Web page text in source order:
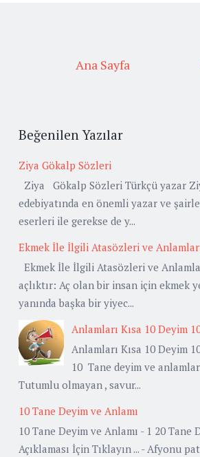
Ana Sayfa
Beğenilen Yazılar
Ziya Gökalp Sözleri
Ziya Gökalp Sözleri Türkçü yazar
edebiyatında en önemli yazar ve
eserleri ile gerekse de y...
Ekmek İle İlgili Atasözleri ve
Ekmek İle İlgili Atasözleri ve
açlıktır: Aç olan bir insan için ekmek
yanında başka bir yiyec...
Anlamları Kısa 10 Deyim
Anlamları Kısa 10 Deyim
10 Tane deyim ve
Tutumlu olmayan , savur...
10 Tane Deyim ve Anlamı
10 Tane Deyim ve Anlamı - 1 20 Tane
Açıklaması İçin Tıklayın ... - Afyonu